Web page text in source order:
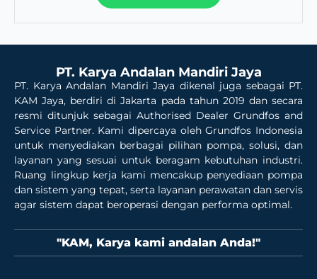
PT. Karya Andalan Mandiri Jaya
PT. Karya Andalan Mandiri Jaya dikenal juga sebagai PT.
KAM Jaya, berdiri di Jakarta pada tahun 2019 dan secara
resmi ditunjuk sebagai Authorised Dealer Grundfos and
Service Partner. Kami dipercaya oleh Grundfos Indonesia
untuk menyediakan berbagai pilihan pompa, solusi, dan
layanan yang sesuai untuk beragam kebutuhan industri.
Ruang lingkup kerja kami mencakup penyediaan pompa
dan sistem yang tepat, serta layanan perawatan dan servis
agar sistem dapat beroperasi dengan performa optimal.
"KAM, Karya kami andalan Anda!"